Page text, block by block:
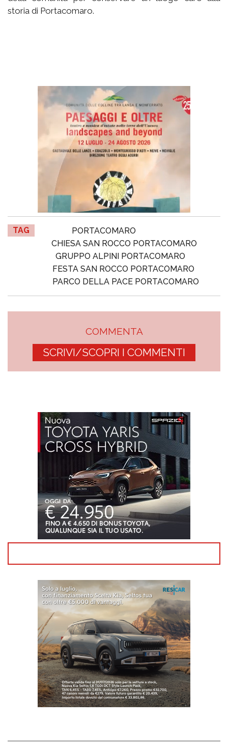
storia di Portacomaro.
TAG
PORTACOMARO
CHIESA SAN ROCCO PORTACOMARO
GRUPPO ALPINI PORTACOMARO
FESTA SAN ROCCO PORTACOMARO
PARCO DELLA PACE PORTACOMARO
COMMENTA
SCRIVI/SCOPRI I COMMENTI